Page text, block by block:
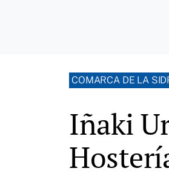
COMARCA DE LA
Iñaki